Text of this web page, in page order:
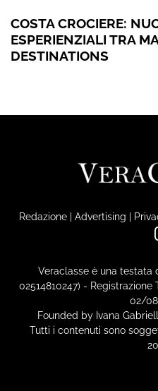
COSTA CROCIERE:
ESPERIENZIALI TRA
DESTINATIONS
Redazione| Advertising |
Veraclasse è una testata
02514810247) - Registrazione
02/
Founded by Ivana
Tutti i contenuti sono